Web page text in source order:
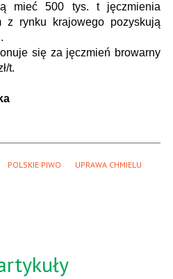
mieć 500 tys. t jęczmienia
z rynku krajowego pozyskują
się za jęczmień browarny
t.
POLSKIE PIWO UPRAWA CHMIELU